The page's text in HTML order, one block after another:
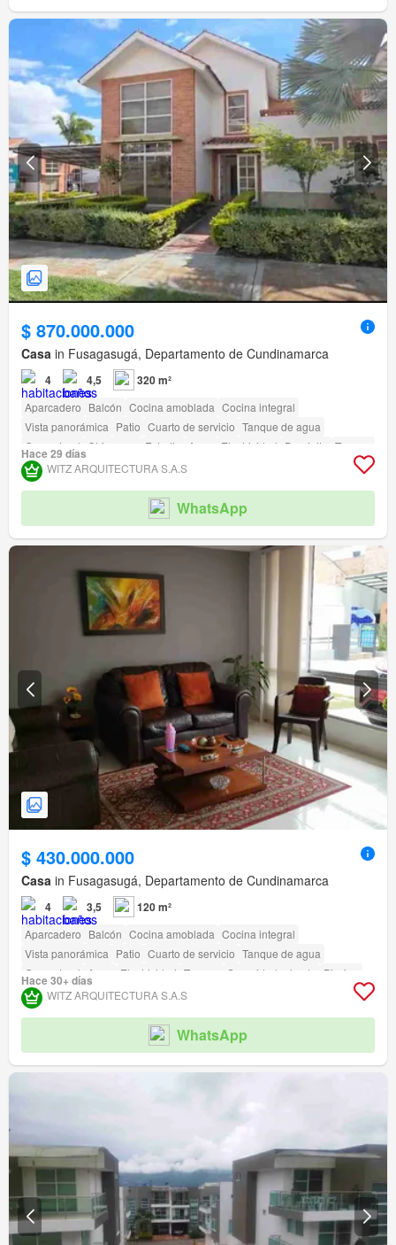
$ 870.000.000
Casa in Fusagasugá, Departamento de Cundinamarca
4 4,5 320 m²
Aparcadero Balcón Cocina amoblada Cocina integral
Vista panorámica Patio Cuarto de servicio Tanque de agua
Gas natural
Chimenea Estudio Agua Electricidad Depósito
Terraza
Seguridad privada Piscina Área infantil
Vigilante
Hace 29 días
WITZ ARQUITECTURA S.A.S
WhatsApp
$ 430.000.000
Casa in Fusagasugá, Departamento de Cundinamarca
4 3,5 120 m²
Aparcadero Balcón Cocina amoblada Cocina integral
Vista panorámica Patio Cuarto de servicio Tanque de agua
Gas natural
Agua Electricidad Terraza Seguridad privada
Piscina
Área infantil Jardín Vigilante Barbecue
Hace 30+ días
WITZ ARQUITECTURA S.A.S
WhatsApp